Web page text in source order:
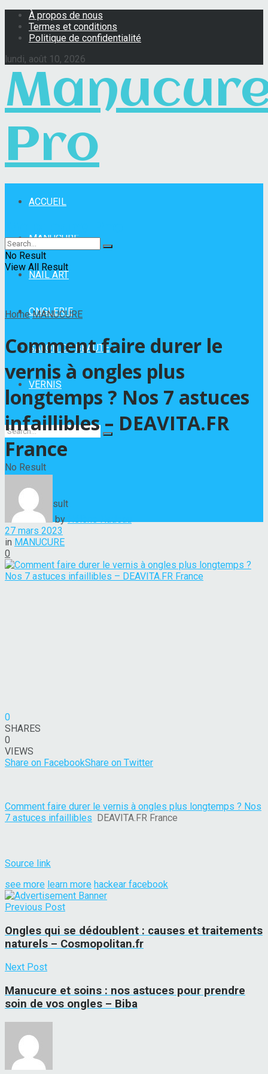
À propos de nous
Termes et conditions
Politique de confidentialité
lundi, août 10, 2026
Pro
ACCUEIL
MANUCURE
NAIL ART
ONGLERIE
SALON DE BEAUTÉ
VERNIS
No Result
View All Result
No Result
View All Result
Home MANUCURE
Comment faire durer le
vernis à ongles plus
longtemps ? Nos 7 astuces
infaillibles – DEAVITA.FR
France
by Hélène Nadeau
27 mars 2023
in MANUCURE
0
0
SHARES
0
VIEWS
Share on FacebookShare on Twitter
Comment faire durer le vernis à ongles plus longtemps ? Nos
7 astuces infaillibles DEAVITA.FR France
Source link
see more learn more hackear facebook
Previous Post
Ongles qui se dédoublent : causes et traitements
naturels – Cosmopolitan.fr
Next Post
Manucure et soins : nos astuces pour prendre
soin de vos ongles – Biba